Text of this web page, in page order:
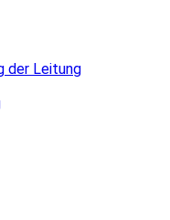
der Leitung